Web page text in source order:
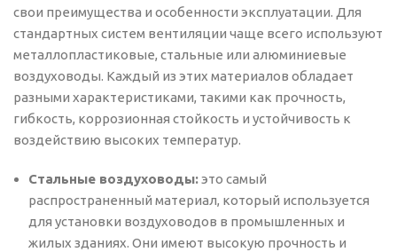
свои преимущества и особенности эксплуатации. Для
стандартных систем вентиляции чаще всего используют
металлопластиковые, стальные или алюминиевые
воздуховоды. Каждый из этих материалов обладает
разными характеристиками, такими как прочность,
гибкость, коррозионная стойкость и устойчивость к
воздействию высоких температур.
Стальные воздуховоды:это самый
распространенный материал, который используется
для установки воздуховодов в промышленных и
жилых зданиях. Они имеют высокую прочность и